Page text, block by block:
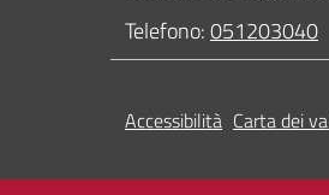
Telefono:051203040
Accessibilità Carta dei